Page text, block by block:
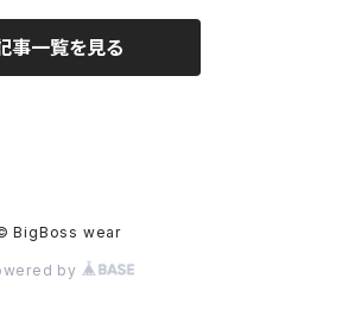
事一覧を見る
BigBoss wear
by